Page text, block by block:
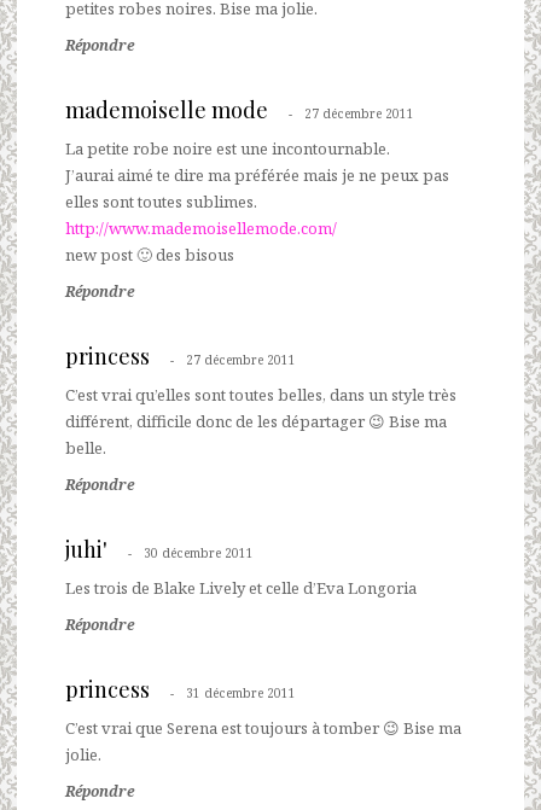
petites robes noires. Bise ma jolie.
Répondre
mademoiselle mode 27 décembre 2011
La petite robe noire est une incontournable.
J’aurai aimé te dire ma préférée mais je ne peux pas
elles sont toutes sublimes.
http://www.mademoisellemode.com/
new post 🙂 des bisous
Répondre
princess 27 décembre 2011
C’est vrai qu’elles sont toutes belles, dans un style très
différent, difficile donc de les départager 😉 Bise ma
belle.
Répondre
juhi' 30 décembre 2011
Les trois de Blake Lively et celle d’Eva Longoria
Répondre
princess 31 décembre 2011
C’est vrai que Serena est toujours à tomber 😉 Bise ma
jolie.
Répondre